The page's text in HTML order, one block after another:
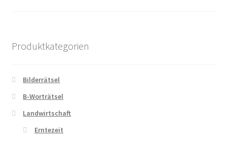
Produktkategorien
Bilderrätsel
B-Worträtsel
Landwirtschaft
Erntezeit